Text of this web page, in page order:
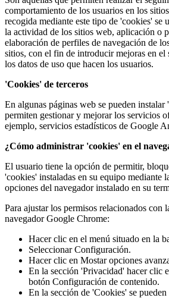
comportamiento de los usuarios en los
recogida mediante este tipo de 'cookies' se
la actividad de los sitios web, aplicación o
elaboración de perfiles de navegación de
sitios, con el fin de introducir mejoras en
los datos de uso que hacen los usuarios.
'Cookies' de terceros
En algunas páginas web se pueden instalar
permiten gestionar y mejorar los servicios
ejemplo, servicios estadísticos de Google
¿Cómo administrar 'cookies' en el
El usuario tiene la opción de permitir,
'cookies' instaladas en su equipo mediante
opciones del navegador instalado en su
Para ajustar los permisos relacionados con
navegador Google Chrome:
Hacer clic en el menú situado en la
Seleccionar Configuración.
Hacer clic en Mostar opciones
En la sección 'Privacidad' hacer clic
botón Configuración de contenido.
En la sección de 'Cookies' se